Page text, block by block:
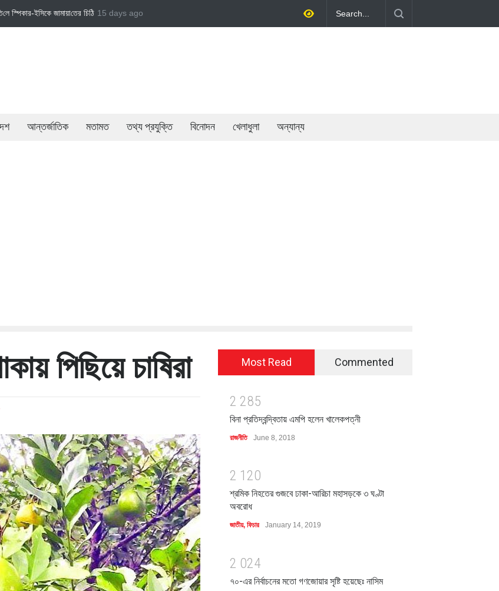
জামায়াত এমপি গাজী নজরুল ইসলামকে দল থেকে বহিষ্কার বেসরকারি খাতের গতিশীলতায় অর্থনীতি গড়ে তোলাই সরকারের মূল লক্ষ্য: প্রধানমন্ত্রী
15 days ago
আন্তর্জাতিক মতামত তথ্য প্রযুক্তি বিনোদন খেলাধুলা অন্যান্য
পিছিয়ে চাষিরা Most Read Commented
2 285
বিনা প্রতিদ্বন্দ্বিতায় এমপি হলেন খালেকপত্নী
রাজনীতি June 8, 2018
2 1 20
শ্রমিক নিহতের গুজবে ঢাকা-আরিচা মহাসড়কে ৩ ঘণ্টা
অবরোধ
জাতীয়, ফিচার January 14, 2019
2 024
৭০-এর নির্বাচনের মতো গণজোয়ার সৃষ্টি হয়েছেঃ নাসিম